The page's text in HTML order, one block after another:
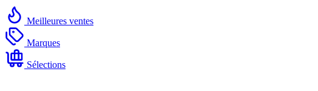
Meilleures ventes
Marques
Sélections